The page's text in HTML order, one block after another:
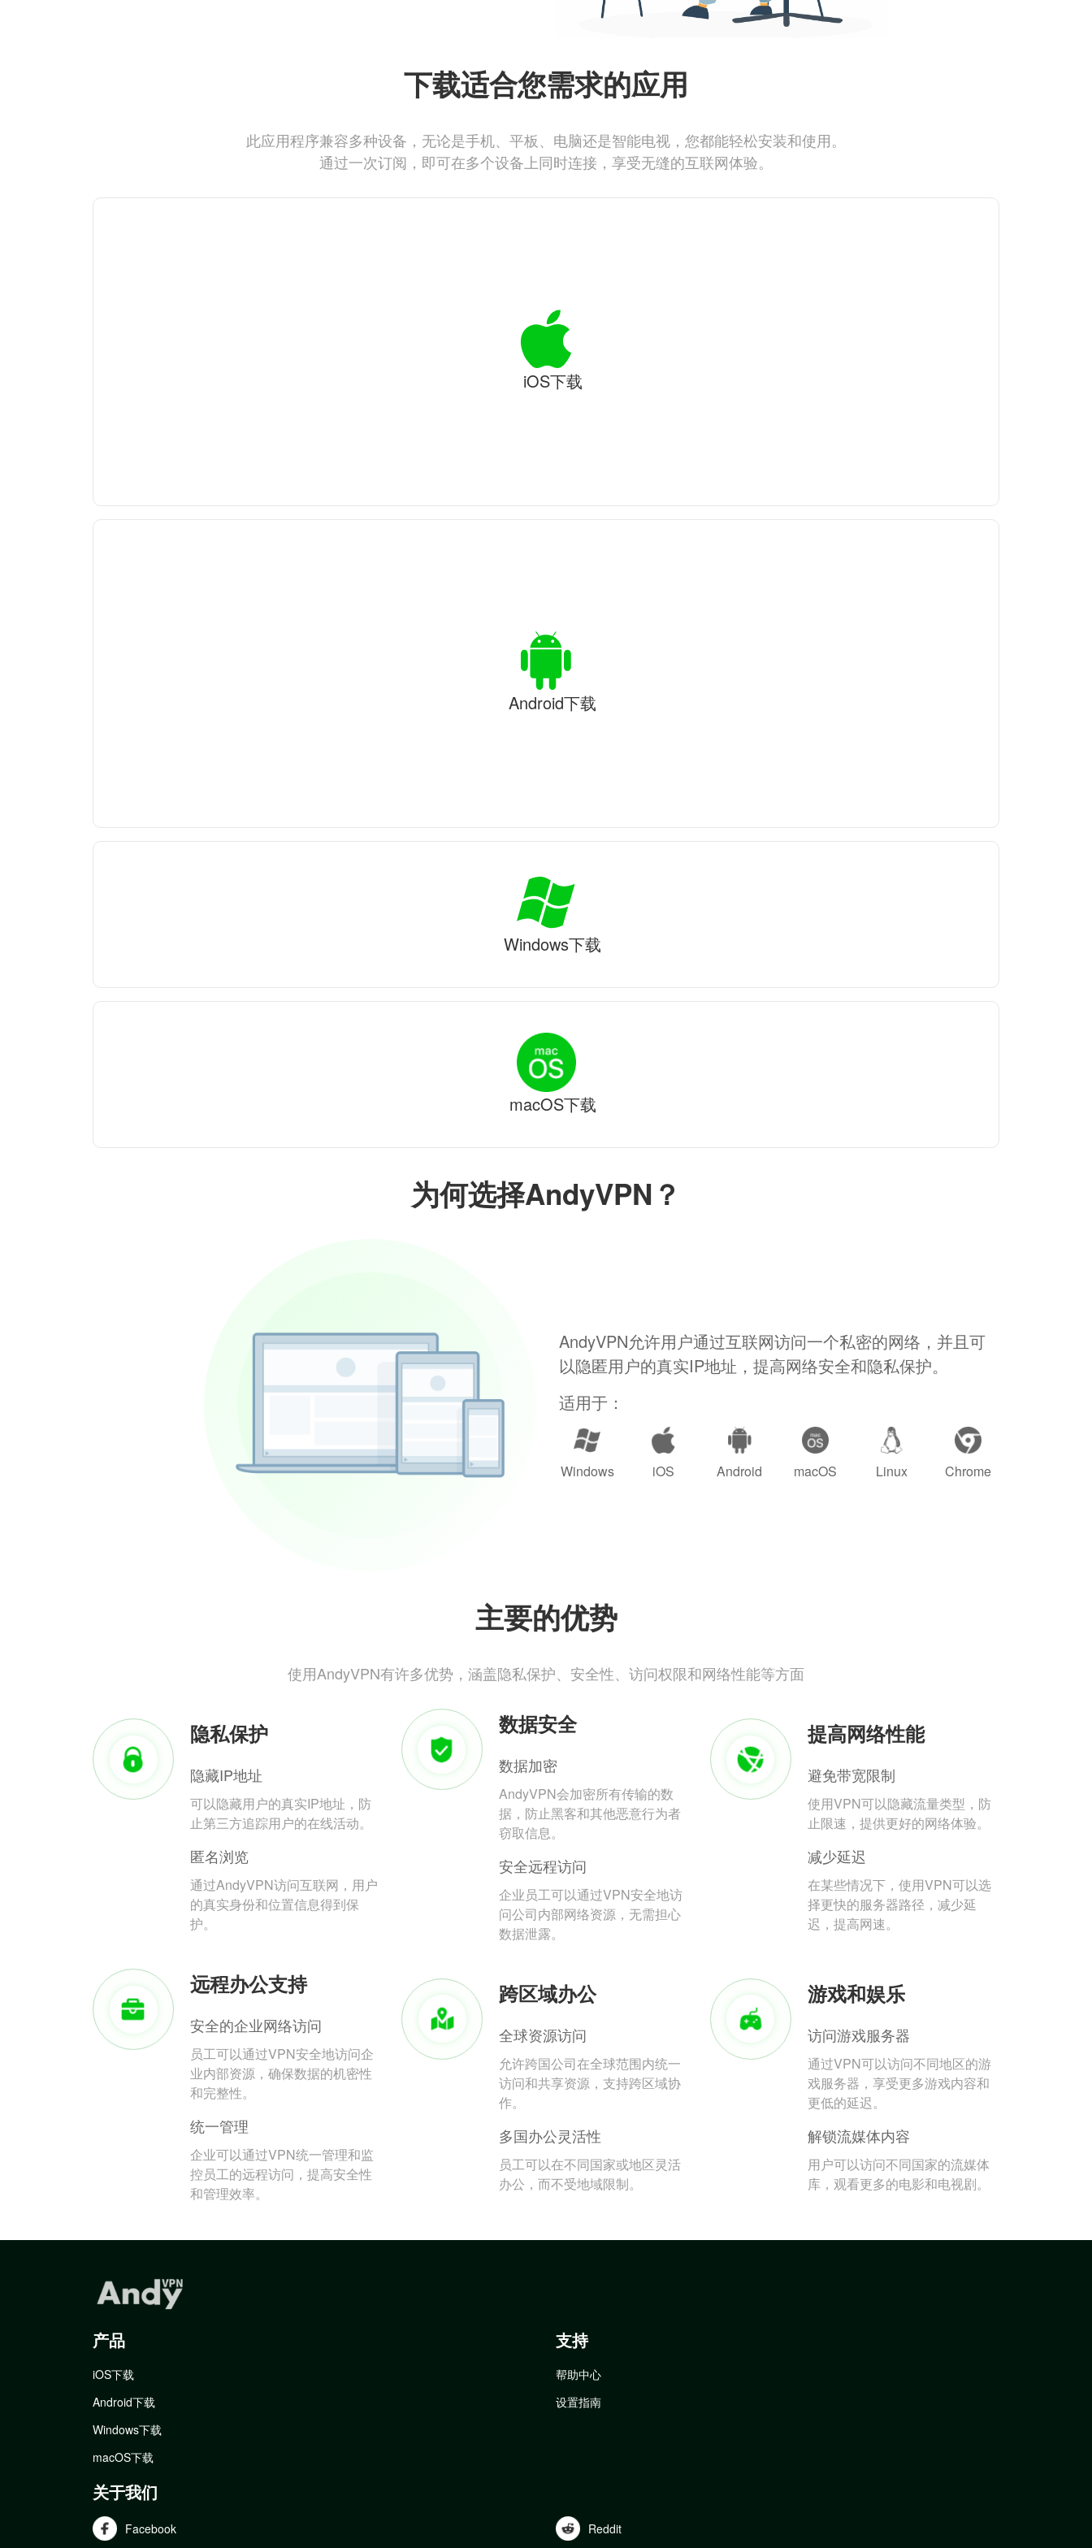
为何选择AndyVPN？
AndyVPN允许用户通过互联网访问一个私密的网络，并且可
以隐匿用户的真实IP地址，提高网络安全和隐私保护。
适用于：
Windows iOS Android macOS Linux Chrome
主要的优势
使用AndyVPN有许多优势，涵盖隐私保护、安全性、访问权限和网络性能等方面
隐私保护
隐藏IP地址
可以隐藏用户的真实IP地址，防
止第三方追踪用户的在线活动。
匿名浏览
通过AndyVPN访问互联网，用户
的真实身份和位置信息得到保
护。
数据安全
数据加密
AndyVPN会加密所有传输的数
据，防止黑客和其他恶意行为者
窃取信息。
安全远程访问
企业员工可以通过VPN安全地访
问公司内部网络资源，无需担心
数据泄露。
提高网络性能
避免带宽限制
使用VPN可以隐藏流量类型，防
止限速，提供更好的网络体验。
减少延迟
在某些情况下，使用VPN可以选
择更快的服务器路径，减少延
迟，提高网速。
远程办公支持
安全的企业网络访问
员工可以通过VPN安全地访问企
业内部资源，确保数据的机密性
和完整性。
统一管理
企业可以通过VPN统一管理和监
控员工的远程访问，提高安全性
和管理效率。
跨区域办公
全球资源访问
允许跨国公司在全球范围内统一
访问和共享资源，支持跨区域协
作。
多国办公灵活性
员工可以在不同国家或地区灵活
办公，而不受地域限制。
游戏和娱乐
访问游戏服务器
通过VPN可以访问不同地区的游
戏服务器，享受更多游戏内容和
更低的延迟。
解锁流媒体内容
用户可以访问不同国家的流媒体
库，观看更多的电影和电视剧。
下载适合您需求的应用
此应用程序兼容多种设备，无论是手机、平板、电脑还是智能电视，您都能轻松安装和使用。
通过一次订阅，即可在多个设备上同时连接，享受无缝的互联网体验。
iOS下载
Android下载
Windows下载
macOS下载
产品
iOS下载
Android下载
Windows下载
macOS下载
支持
帮助中心
设置指南
关于我们
Facebook Reddit